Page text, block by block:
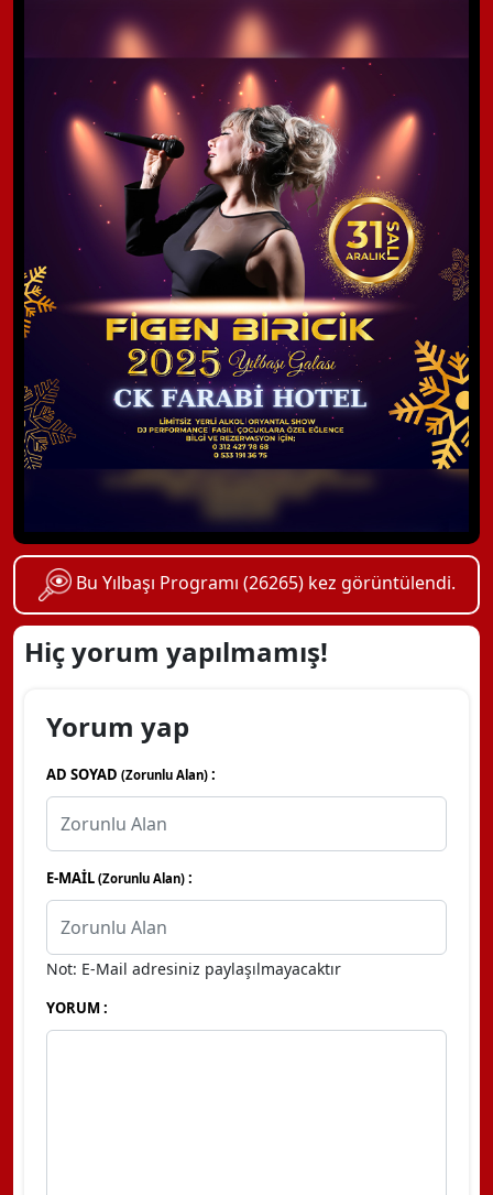
Bu Yılbaşı Programı (26265) kez görüntülendi.
Hiç yorum yapılmamış!
Yorum yap
AD SOYAD (Zorunlu Alan) :
E-MAİL (Zorunlu Alan) :
Not: E-Mail adresiniz paylaşılmayacaktır
YORUM :